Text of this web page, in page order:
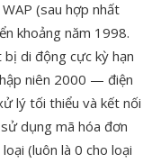
(sau hợp nhất
khoảng năm 1998.
di động cực kỳ hạn
niên 2000 — điện
lý tối thiểu và kết nối
dụng mã hóa đơn
(luôn là 0 cho loại